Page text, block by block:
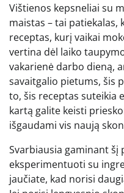
Vištienos kepsneliai su
maistas – tai patiekalas,
receptas, kurį vaikai
vertina dėl laiko
vakarienė darbo dieną,
savaitgalio pietums, šis
to, šis receptas suteikia
kartą galite keisti
išgaudami vis naują
Svarbiausia gaminant šį
eksperimentuoti su
jaučiate, kad norisi